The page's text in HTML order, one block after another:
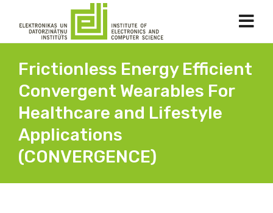
Frictionless Energy Efficient
Convergent Wearables For
Healthcare and Lifestyle
Applications
(CONVERGENCE)